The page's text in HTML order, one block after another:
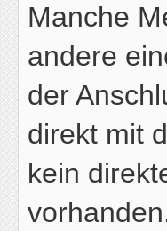
Manche
andere
der
direkt mit
kein